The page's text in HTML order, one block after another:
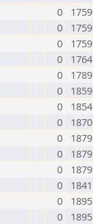
0
1759
0
1759
0
1759
0
1764
0
1789
0
1859
0
1854
0
1870
0
1879
0
1879
0
1879
0
1841
0
1895
0 1895